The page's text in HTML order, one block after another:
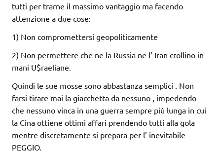
tutti per trarne il massimo vantaggio ma facendo
attenzione a due cose:
1) Non compromettersi geopoliticamente
2) Non permettere che ne la Russia ne l’ Iran crollino in
mani U$raeliane.
Quindi le sue mosse sono abbastanza semplici . Non
farsi tirare mai la giacchetta da nessuno , impedendo
che nessuno vinca in una guerra sempre più lunga in cui
la Cina ottiene ottimi affari prendendo tutti alla gola
mentre discretamente si prepara per l’ inevitabile
PEGGIO.